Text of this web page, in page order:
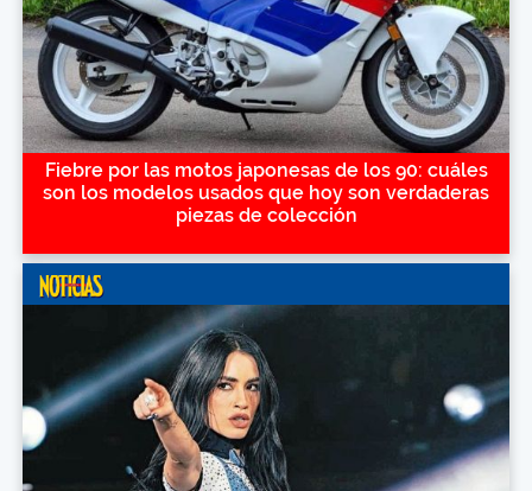
Fiebre por las motos japonesas de los 90: cuáles
son los modelos usados que hoy son verdaderas
piezas de colección